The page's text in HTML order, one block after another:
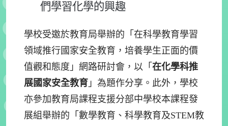
們學習化學的興趣
學校受邀於教育局舉辦的「在科學教育學習
領域推行國家安全教育，培養學生正面的價
值觀和態度」網路研討會，以「 在化學科推
展國家安全教育 」為題作分享。此外，學校
亦參加教育局課程支援分部中學校本課程發
展組舉辦的「數學教育、科學教育及STEM教